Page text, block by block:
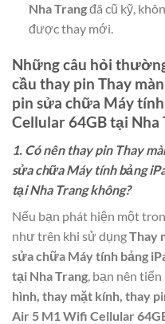
Nha Trangđã cũ kỹ,
được thay mới.
Những câu hỏi
cầu thay pin Thay
pin sửa chữa Máy
Cellular 64GB tại Nha
1. Có nên thay pin Thay
sửa chữa Máy tính bảng
tại Nha Trang không?
Nếu bạn phát hiện một
như trên khi sử dụngThay
sửa chữa Máy tính bảng
tại Nha Trang, bạn nên
hình, thay mặt kính, thay
Air 5 M1 Wifi Cellular